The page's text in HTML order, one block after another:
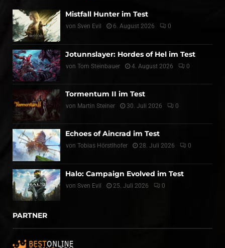
Mistfall Hunter im Test
von Sven Evil 6. August 2026 0
Jotunnslayer: Hordes of Hel im Test
von Tom Steinbauer 4. August 2026 0
Tormentum II im Test
von Martin Steiner 30. Juli 2026 0
Echoes of Aincrad im Test
von Tobias Hörstlhofer 28. Juli 2026 0
Halo: Campaign Evolved im Test
von Sven Evil 25. Juli 2026 0
PARTNER